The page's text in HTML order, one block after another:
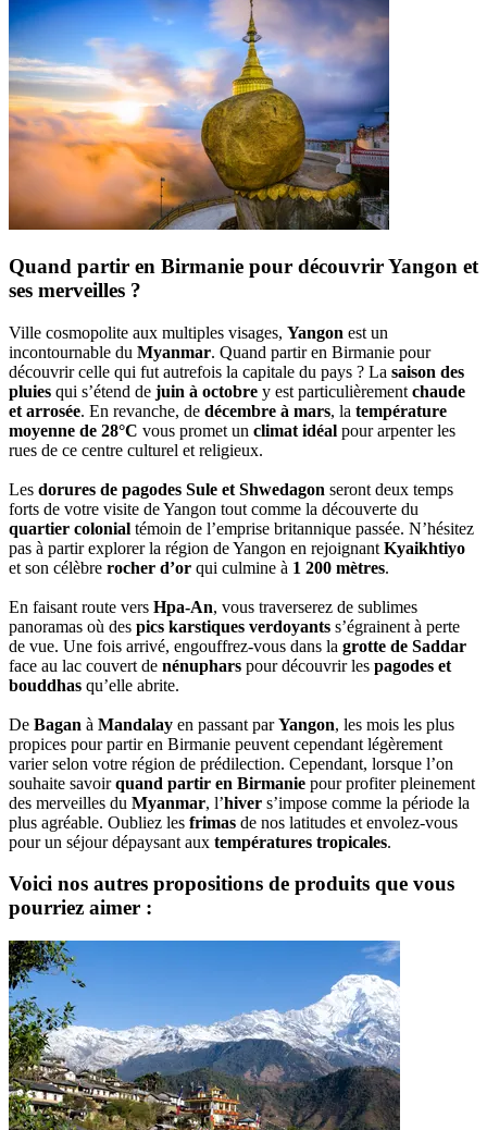
Quand partir en Birmanie pour découvrir Yangon et
ses merveilles ?
Ville cosmopolite aux multiples visages, Yangon est un
incontournable du Myanmar. Quand partir en Birmanie pour
découvrir celle qui fut autrefois la capitale du pays ? La saison des
pluies qui s’étend de juin à octobre y est particulièrement chaude
et arrosée. En revanche, de décembre à mars, la température
moyenne de 28°C vous promet un climat idéal pour arpenter les
rues de ce centre culturel et religieux.
Les dorures de pagodes Sule et Shwedagon seront deux temps
forts de votre visite de Yangon tout comme la découverte du
quartier colonial témoin de l’emprise britannique passée. N’hésitez
pas à partir explorer la région de Yangon en rejoignant Kyaikhtiyo
et son célèbre rocher d’or qui culmine à 1 200 mètres.
En faisant route vers Hpa-An, vous traverserez de sublimes
panoramas où des pics karstiques verdoyants s’égrainent à perte
de vue. Une fois arrivé, engouffrez-vous dans la grotte de Saddar
face au lac couvert de nénuphars pour découvrir les pagodes et
bouddhas qu’elle abrite.
De Bagan à Mandalay en passant parYangon, les mois les plus
propices pour partir en Birmanie peuvent cependant légèrement
varier selon votre région de prédilection. Cependant, lorsque l’on
souhaite savoirquand partir en Birmanie pour profiter pleinement
des merveilles du Myanmar, l’hiver s’impose comme la période la
plus agréable. Oubliez les frimas de nos latitudes et envolez-vous
pour un séjour dépaysant aux températures tropicales.
Voici nos autres propositions de produits que vous
pourriez aimer :